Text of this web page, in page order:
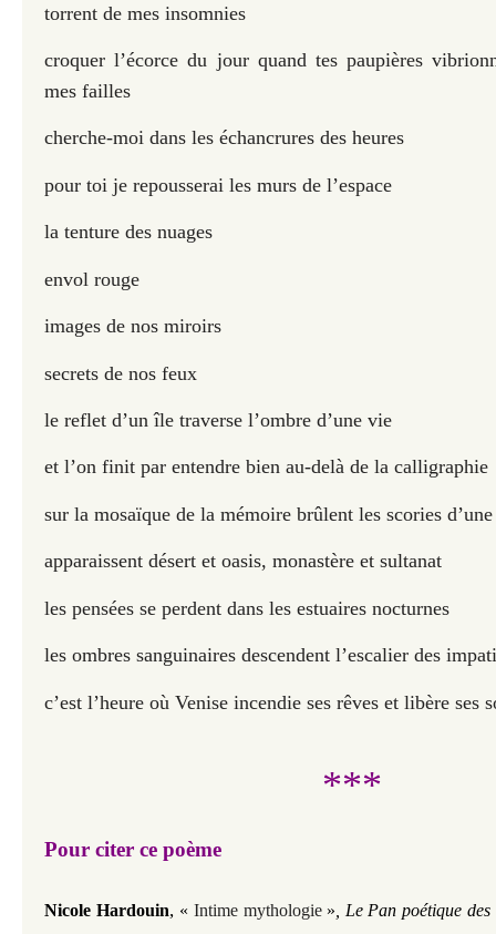
torrent de mes insomnies
croquer l’écorce du jour quand tes paupières
mes failles
cherche-moi dans les échancrures des heures
pour toi je repousserai les murs de l’espace
la tenture des nuages
envol rouge
images de nos miroirs
secrets de nos feux
le reflet d’un île traverse l’ombre d’une vie
et l’on finit par entendre bien au-delà de la calligraphie
sur la mosaïque de la mémoire brûlent les scories
apparaissent désert et oasis, monastère et sultanat
les pensées se perdent dans les estuaires nocturnes
les ombres sanguinaires descendent l’escalier des
c’est l’heure où Venise incendie ses rêves et libère ses
***
Pour citer ce poème
Nicole Hardouin, « Intime mythologie » , Le Pan poétique